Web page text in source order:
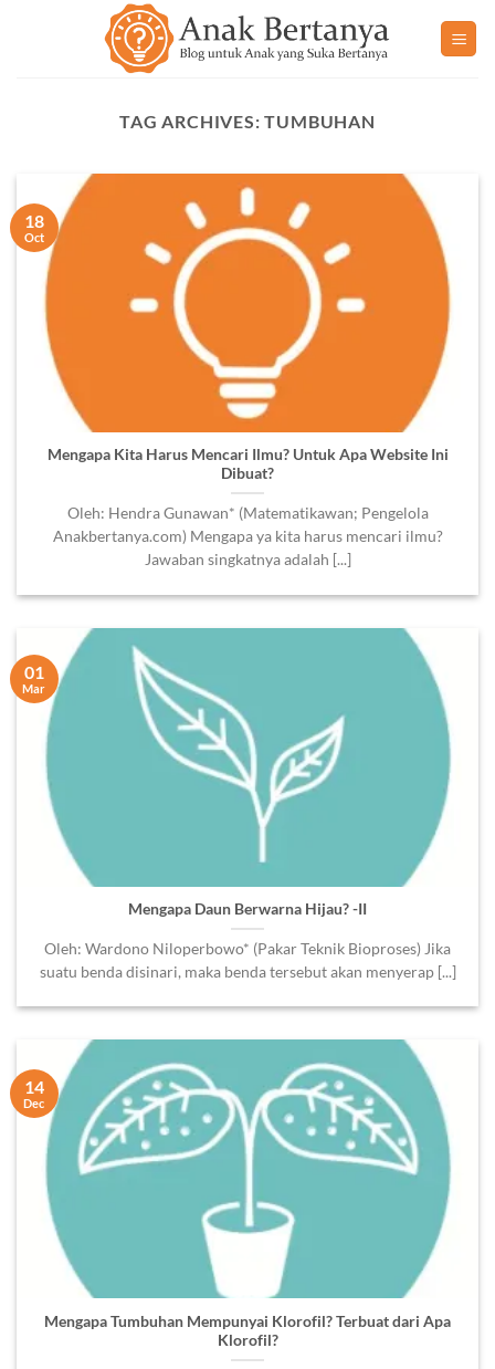
TAG ARCHIVES:TUMBUHAN
Mengapa Kita Harus Mencari Ilmu? Untuk Apa Website Ini
Dibuat?
Oleh: Hendra Gunawan* (Matematikawan; Pengelola
Anakbertanya.com) Mengapa ya kita harus mencari ilmu?
Jawaban singkatnya adalah [...]
18
Oct
Mengapa Daun Berwarna Hijau? -II
Oleh: Wardono Niloperbowo* (Pakar Teknik Bioproses) Jika
suatu benda disinari, maka benda tersebut akan menyerap [...]
01
Mar
Mengapa Tumbuhan Mempunyai Klorofil? Terbuat dari Apa
Klorofil?
14
Dec